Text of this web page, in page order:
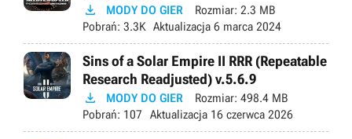
 MODY DO GIER Rozmiar: 2.3 MB
Pobrań: 3.3K Aktualizacja 6 marca 2024
Sins of a Solar Empire II RRR (Repeatable
Research Readjusted) v.5.6.9
 MODY DO GIER Rozmiar: 498.4 MB
Pobrań: 107 Aktualizacja 16 czerwca 2026